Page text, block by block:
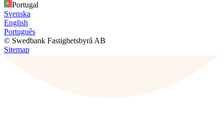
Portugal
Svenska
English
Português
© Swedbank Fastighetsbyrå AB
Sitemap